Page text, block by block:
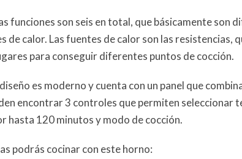
funciones son seis en total, que básicamente son
de calor. Las fuentes de calor son las resistencias,
para conseguir diferentes puntos de cocción.
es moderno y cuenta con un panel que
encontrar 3 controles que permiten seleccionar
hasta 120 minutos y modo de cocción.
podrás cocinar con este horno: